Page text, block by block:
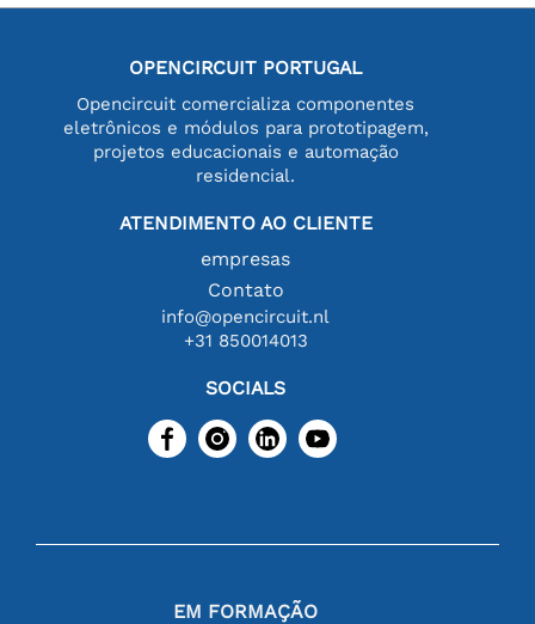
OPENCIRCUIT PORTUGAL
Opencircuit comercializa componentes
eletrônicos e módulos para prototipagem,
projetos educacionais e automação
residencial.
ATENDIMENTO AO CLIENTE
empresas
Contato
info@opencircuit.nl
+31 850014013
SOCIALS
EM FORMAÇÃO